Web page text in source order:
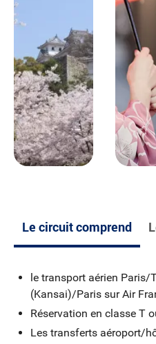
Jour 7
Kanazawa /
Hiroshima
Départ en train pour
première bombe atomique.
okonomiyaki. Départ en ferry
des plus beaux paysages du
grand torii (porte) rouge
Jour 8
Hiroshima/
Découverte émouvante du
musée. Départ en train vers
Déjeuner de spécialités :
inchangé depuis l’ère Edo
Le circuit comprend
le transport aérien Paris/
(Kansai)/Paris sur Air
Réservation en classe T
Les transferts aéroport/